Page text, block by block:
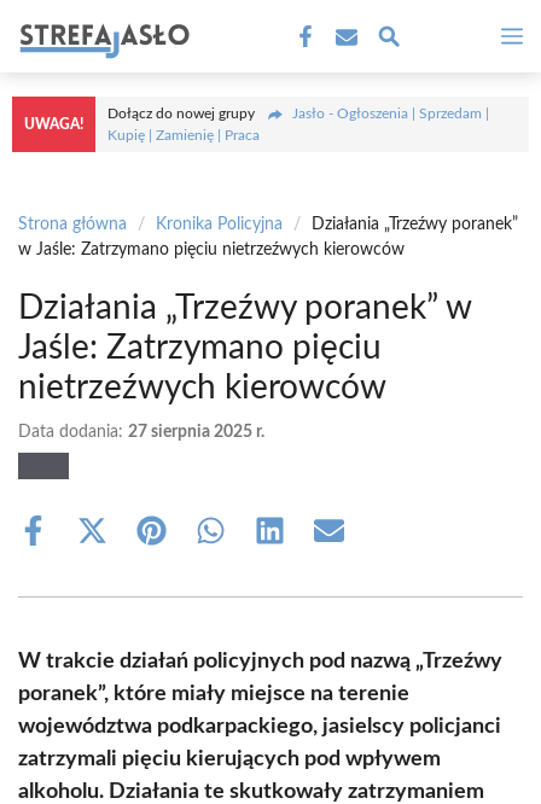
treści
UWAGA!
Dołącz do nowej grupy
Jasło - Ogłoszenia | Sprzedam |
Kupię | Zamienię | Praca
Strona główna / Kronika Policyjna /
Działania „Trzeźwy poranek”
w Jaśle: Zatrzymano pięciu nietrzeźwych kierowców
Działania „Trzeźwy poranek” w
Jaśle: Zatrzymano pięciu
nietrzeźwych kierowców
Data dodania: 27 sierpnia 2025 r.
Share
Share
(Twitter)
Share Share Share Share
W trakcie działań policyjnych pod nazwą „Trzeźwy
poranek”, które miały miejsce na terenie
województwa podkarpackiego, jasielscy policjanci
zatrzymali pięciu kierujących pod wpływem
alkoholu. Działania te skutkowały zatrzymaniem